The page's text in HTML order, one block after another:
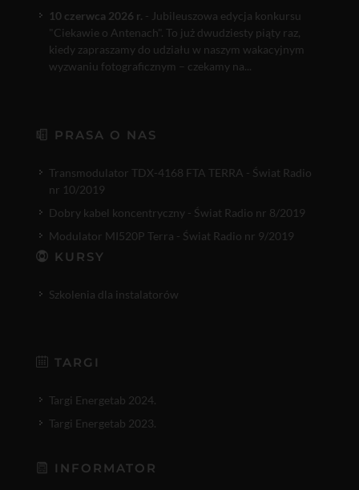
10 czerwca 2026 r. - Jubileuszowa edycja konkursu
"Ciekawie o Antenach". To już dwudziesty piąty raz,
kiedy zapraszamy do udziału w naszym wakacyjnym
wyzwaniu fotograficznym – czekamy na...
PRASA O NAS
Transmodulator TDX-4168 FTA TERRA - Świat Radio
nr 10/2019
Dobry kabel koncentryczny - Świat Radio nr 8/2019
Modulator MI520P Terra - Świat Radio nr 9/2019
KURSY
Szkolenia dla instalatorów
TARGI
Targi Energetab 2024.
Targi Energetab 2023.
INFORMATOR